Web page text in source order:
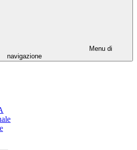
Menu di
navigazione